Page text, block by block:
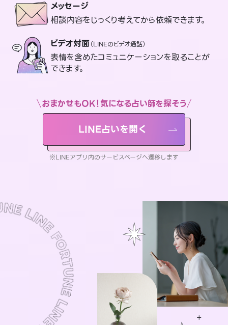
メッセージ
相談内容をじっくり考えてから依頼できます。
ビデオ対面（LINEのビデオ通話）
表情を含めたコミュニケーションを取ることが
できます。
おまかせもOK！気になる占い師を探そう
LINE占いを開く
※LINEアプリ内のサービスページへ遷移します